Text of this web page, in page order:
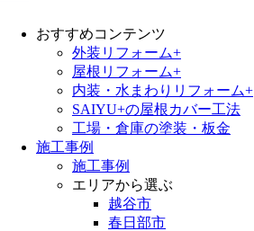
おすすめコンテンツ
外装リフォーム+
屋根リフォーム+
内装・水まわりリフォーム+
SAIYU+の屋根カバー工法
工場・倉庫の塗装・板金
施工事例
施工事例
エリアから選ぶ
越谷市
春日部市